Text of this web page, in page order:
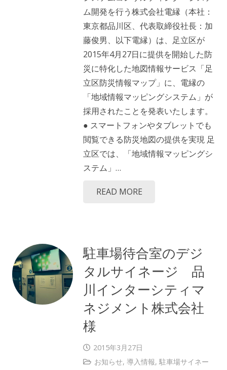
ム開発を行う株式会社電縁（本社：
東京都品川区、代表取締役社長：加
藤俊男、以下電縁）は、足立区が
2015年4月27日に提供を開始した防
災に特化した地図情報サービス「足
立区防災情報マップ」に、電縁の
「地域情報マッピングシステム」が
採用されたことを発表いたします。
● スマートフォンやタブレットでも
閲覧できる防災地図の提供を実現 足
立区では、「地域情報マッピングシ
ステム」…
READ MORE
駐車場待合室のデジ
タルサイネージ 品
川インターシティマ
ネジメント株式会社
様
2015年3月27日
お知らせ, 導入情報, 駐車場サイネー